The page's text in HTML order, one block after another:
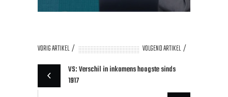
VORIG ARTIKEL
VOLGEND ARTIKEL
VS: Verschil in inkomens hoogste sinds
1917